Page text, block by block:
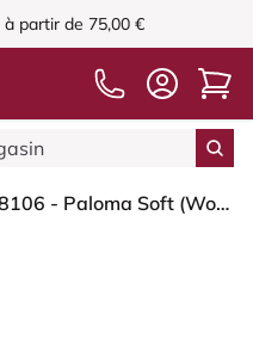
à partir de 75,00 €
HÅG Capisco 8106 - Paloma Soft (Wollsdorf) - Cuir semi-aniline - ATG55206 - Grey - Argent - 265 mm (hauteur d’assise 53–79 cm) - Patins